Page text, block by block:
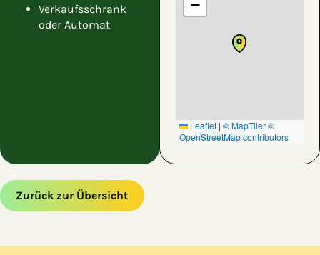
Verkaufsschrank
oder Automat
−
Leaflet | © MapTiler©
OpenStreetMap contributors
Zurück zur Übersicht